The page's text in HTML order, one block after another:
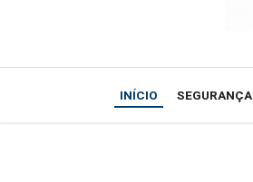
sabe
INÍCIO SEGURANÇA